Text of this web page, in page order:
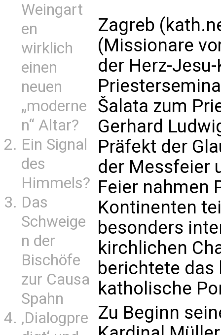
Weingart
en
wirklich
einen
neuen
„moderne
n“ Altar?
Ein Signal
des
Himmels?
Das
Schweige
n der
Bischöfe
zur Causa
Spahn
‚Dialogpre
Zagreb
(Missionare
der Herz-
Šalata zum
Gerhard
Präfekt der
der Messfeier
Feier nahmen
Kontinenten
besonders
kirchlichen
berichtete
katholische
Zu Beginn